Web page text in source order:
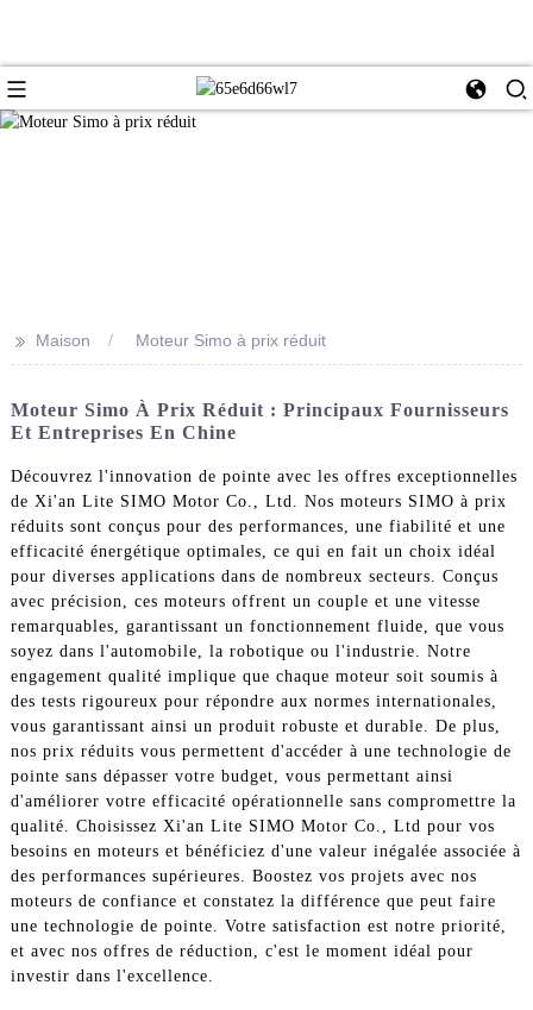
>> Maison Moteur Simo à prix réduit
Moteur Simo À Prix Réduit : Principaux Fournisseurs
Et Entreprises En Chine
Découvrez l'innovation de pointe avec les offres exceptionnelles
de Xi'an Lite SIMO Motor Co., Ltd. Nos moteurs SIMO à prix
réduits sont conçus pour des performances, une fiabilité et une
efficacité énergétique optimales, ce qui en fait un choix idéal
pour diverses applications dans de nombreux secteurs. Conçus
avec précision, ces moteurs offrent un couple et une vitesse
remarquables, garantissant un fonctionnement fluide, que vous
soyez dans l'automobile, la robotique ou l'industrie. Notre
engagement qualité implique que chaque moteur soit soumis à
des tests rigoureux pour répondre aux normes internationales,
vous garantissant ainsi un produit robuste et durable. De plus,
nos prix réduits vous permettent d'accéder à une technologie de
pointe sans dépasser votre budget, vous permettant ainsi
d'améliorer votre efficacité opérationnelle sans compromettre la
qualité. Choisissez Xi'an Lite SIMO Motor Co., Ltd pour vos
besoins en moteurs et bénéficiez d'une valeur inégalée associée à
des performances supérieures. Boostez vos projets avec nos
moteurs de confiance et constatez la différence que peut faire
une technologie de pointe. Votre satisfaction est notre priorité,
et avec nos offres de réduction, c'est le moment idéal pour
investir dans l'excellence.